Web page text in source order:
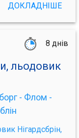
ДОКЛАДНІШЕ
8 днів
льодовик
- Флом -